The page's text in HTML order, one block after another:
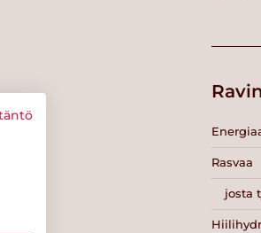
Rasvaa
josta